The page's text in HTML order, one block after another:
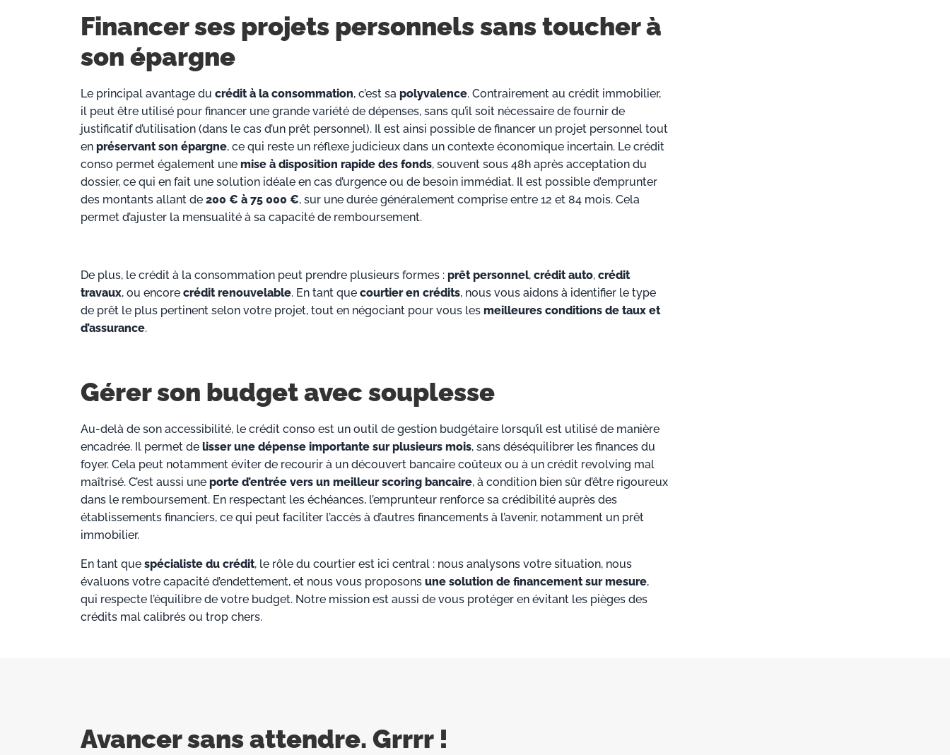
Financer ses projets personnels sans toucher à
son épargne
Le principal avantage du crédit à la consommation, c’est sa polyvalence. Contrairement au crédit immobilier,
il peut être utilisé pour financer une grande variété de dépenses, sans qu’il soit nécessaire de fournir de
justificatif d’utilisation (dans le cas d’un prêt personnel). Il est ainsi possible de financer un projet personnel tout
en préservant son épargne, ce qui reste un réflexe judicieux dans un contexte économique incertain. Le crédit
conso permet également une mise à disposition rapide des fonds, souvent sous 48h après acceptation du
dossier, ce qui en fait une solution idéale en cas d’urgence ou de besoin immédiat. Il est possible d’emprunter
des montants allant de 200 € à 75 000 €, sur une durée généralement comprise entre 12 et 84 mois. Cela
permet d’ajuster la mensualité à sa capacité de remboursement.
De plus, le crédit à la consommation peut prendre plusieurs formes : prêt personnel, crédit auto, crédit
travaux, ou encore crédit renouvelable. En tant que courtier en crédits, nous vous aidons à identifier le type
de prêt le plus pertinent selon votre projet, tout en négociant pour vous les meilleures conditions de taux et
d’assurance.
Gérer son budget avec souplesse
Au-delà de son accessibilité, le crédit conso est un outil de gestion budgétaire lorsqu’il est utilisé de manière
encadrée. Il permet de lisser une dépense importante sur plusieurs mois, sans déséquilibrer les finances du
foyer. Cela peut notamment éviter de recourir à un découvert bancaire coûteux ou à un crédit revolving mal
maîtrisé. C’est aussi une porte d’entrée vers un meilleur scoring bancaire, à condition bien sûr d’être rigoureux
dans le remboursement. En respectant les échéances, l’emprunteur renforce sa crédibilité auprès des
établissements financiers, ce qui peut faciliter l’accès à d’autres financements à l’avenir, notamment un prêt
immobilier.
En tant que spécialiste du crédit, le rôle du courtier est ici central : nous analysons votre situation, nous
évaluons votre capacité d’endettement, et nous vous proposons une solution de financement sur mesure,
qui respecte l’équilibre de votre budget. Notre mission est aussi de vous protéger en évitant les pièges des
crédits mal calibrés ou trop chers.
Avancer sans attendre. Grrrr !